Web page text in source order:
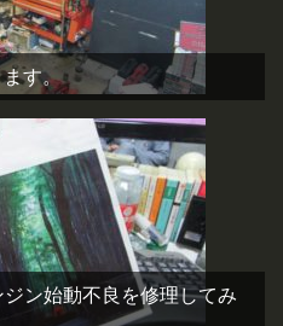
す。
ン始動不良を修理してみ